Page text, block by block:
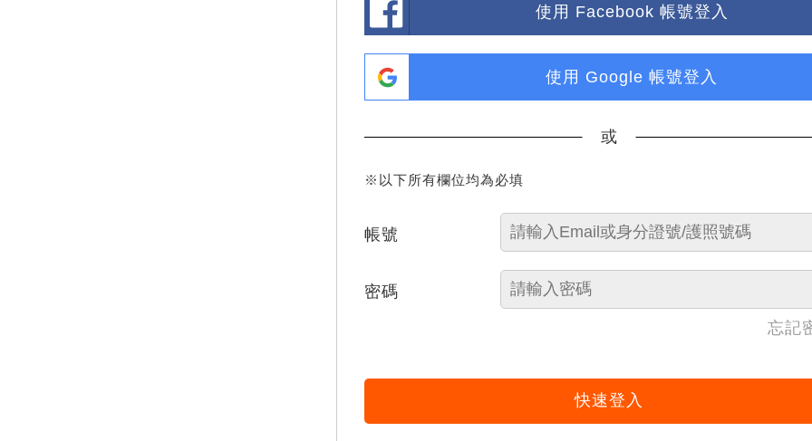
使用 Facebook 帳號登入
使用 Google 帳號登入
或
※以下所有欄位均為必填
帳號
密碼
忘記
快速登入